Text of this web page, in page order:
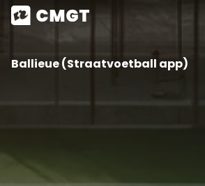
Ballieue (Straatvoetball app)